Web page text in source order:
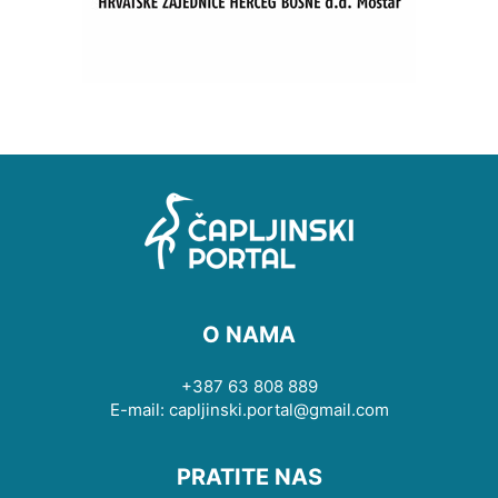
O NAMA
+387 63 808 889
E-mail: capljinski.portal@gmail.com
PRATITE NAS